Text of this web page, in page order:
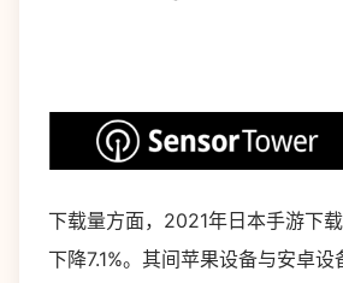
下载量方面，2021年日本手游下
下降7.1%。其间苹果设备与安卓设